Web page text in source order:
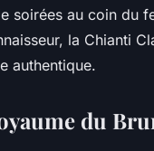
soirées au coin du
la Chianti
authentique.
du